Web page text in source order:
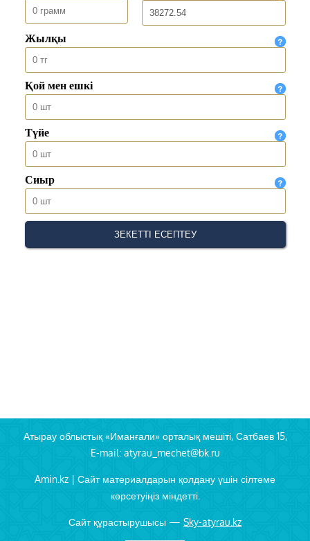
Атырау облыстық «Иманғали» орталық мешіті, Сатбаев 15,
E-mail: atyrau_mechet@bk.ru
Amin.kz | Сайт материалдарын қолдану үшін сілтеме
көрсетуіңіз міндетті.
Сайт құрастырушысы — Sky-atyrau.kz